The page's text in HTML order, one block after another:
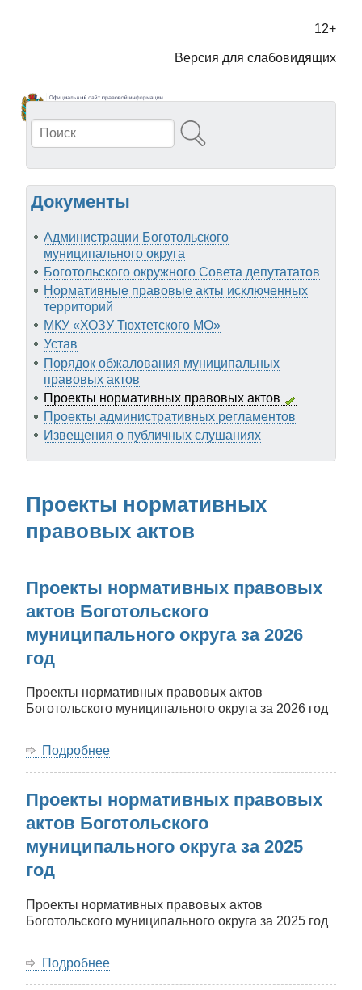
12+
Версия для слабовидящих
Поиск
Документы
Администрации Боготольского
муниципального округа
Боготольского окружного Совета депутататов
Нормативные правовые акты исключенных
территорий
МКУ «ХОЗУ Тюхтетского МО»
Устав
Порядок обжалования муниципальных
правовых актов
Проекты нормативных правовых актов
Проекты административных регламентов
Извещения о публичных слушаниях
Проекты нормативных
правовых актов
Проекты нормативных правовых
актов Боготольского
муниципального округа за 2026
год
Проекты нормативных правовых актов
Боготольского муниципального округа за 2026 год
Подробнее
правовых
Боготольского
муниципального
год
Проекты нормативных правовых
актов Боготольского
муниципального округа за 2025
год
Проекты нормативных правовых актов
Боготольского муниципального округа за 2025 год
Подробнее